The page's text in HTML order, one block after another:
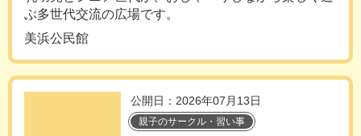
ぶ多世代交流の広場です。
美浜公民館
公開日：2026年07月13日
親子のサークル・習い事